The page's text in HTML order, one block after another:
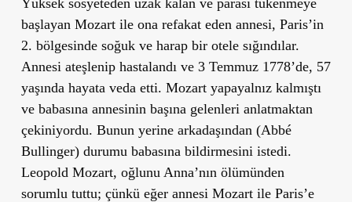
başlayan Mozart ile ona refakat eden annesi, Paris’in
2. bölgesinde soğuk ve harap bir otele sığındılar.
Annesi ateşlenip hastalandı ve 3 Temmuz 1778’de, 57
yaşında hayata veda etti. Mozart yapayalnız kalmıştı
ve babasına annesinin başına gelenleri anlatmaktan
çekiniyordu. Bunun yerine arkadaşından (Abbé
Bullinger) durumu babasına bildirmesini istedi.
Leopold Mozart, oğlunu Anna’nın ölümünden
sorumlu tuttu; çünkü eğer annesi Mozart ile Paris’e